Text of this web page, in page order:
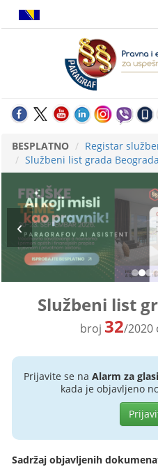
BESPLATNO
Registar
Službeni list grada Beograda
Službeni list
broj 32/2020
Prijavite se na Alarm za
kada je objavljeno
Sadržaj objavljenih